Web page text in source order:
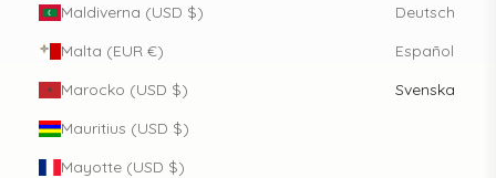
Maldiverna (USD $)
Malta (EUR €)
Marocko (USD $)
Mauritius (USD $)
Mayotte (USD $)
Deutsch
Español
Svenska